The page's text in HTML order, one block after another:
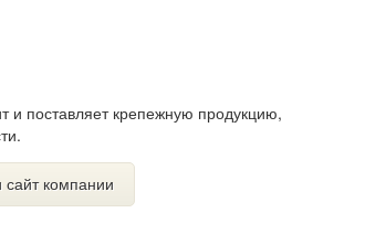
и поставляет крепежную продукцию,
компании